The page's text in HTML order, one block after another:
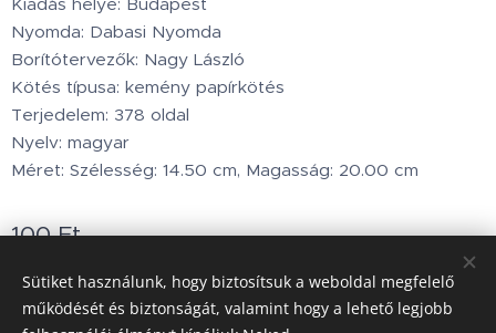
Nyomda: Dabasi Nyomda
Borítótervezők: Nagy László
Kötés típusa: kemény papírkötés
Terjedelem: 378 oldal
Nyelv: magyar
Méret: Szélesség: 14.50 cm, Magasság: 20.00 cm
100Ft
Sütiket használunk, hogy biztosítsuk a weboldal megfelelő
működését és biztonságát, valamint hogy a lehető legjobb